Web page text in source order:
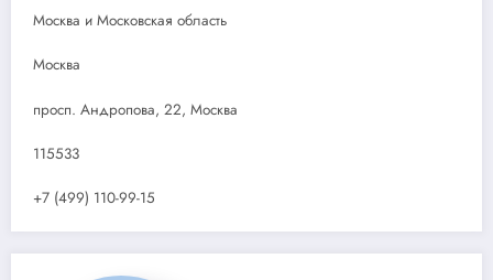
Москва и Московская область
Москва
просп. Андропова, 22, Москва
115533
+7 (499) 110-99-15